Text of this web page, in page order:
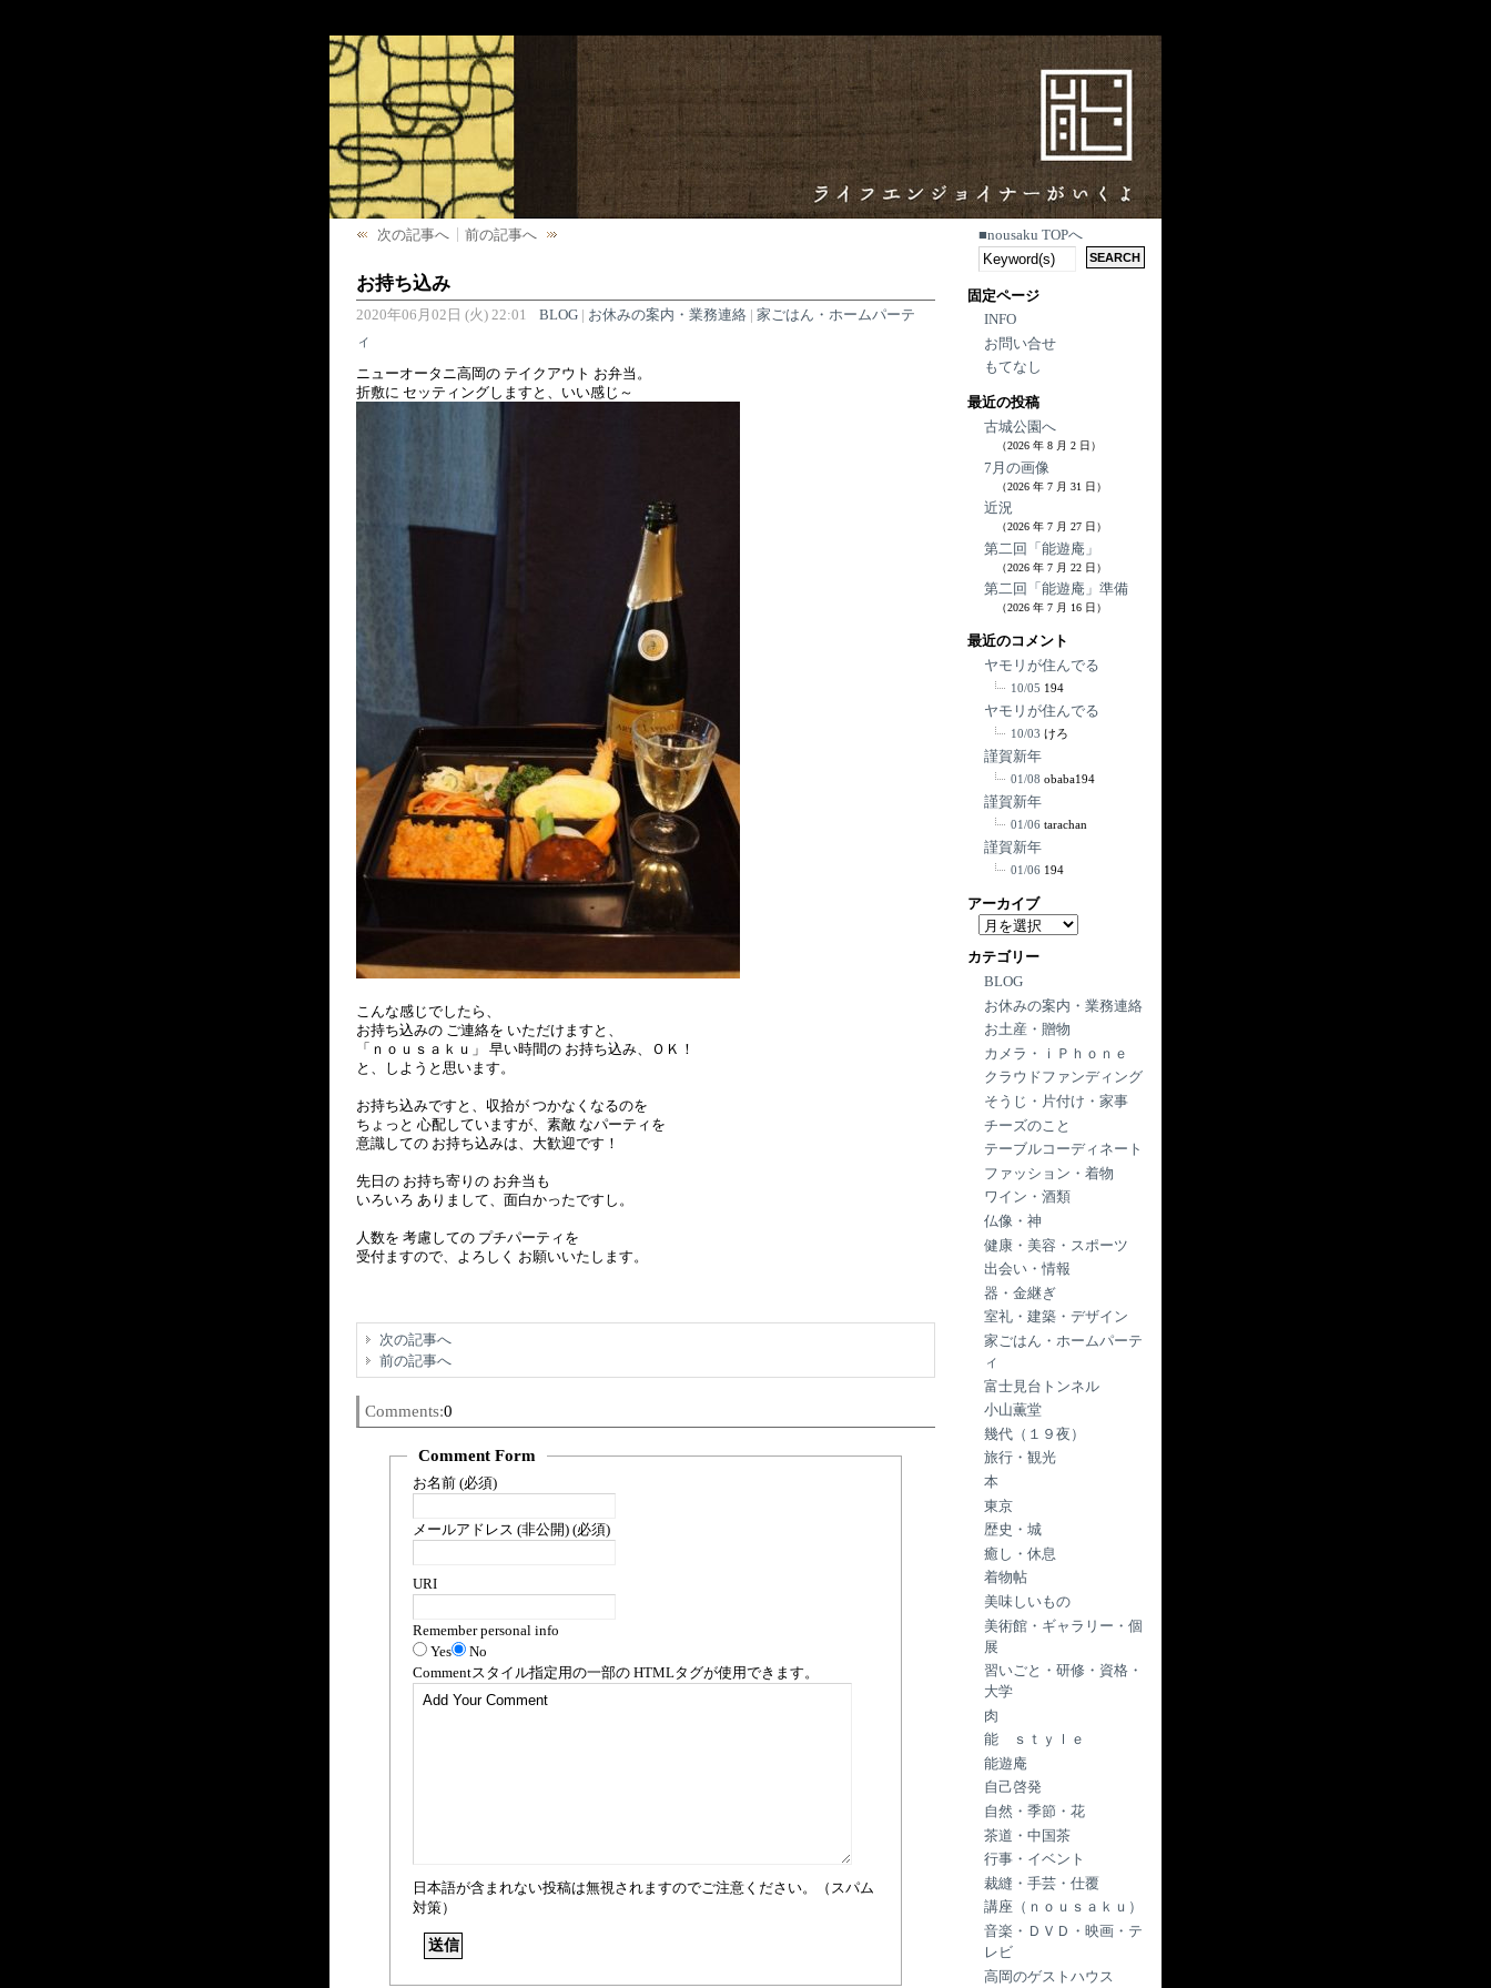
次の記事へ 前の記事へ
お持ち込み
2020年06月02日 (火) 22:01 BLOG| お休みの案内・業務連絡| 家ごはん・ホームパーテ
ィ
ニューオータニ高岡の テイクアウト お弁当。
折敷に セッティングしますと、いい感じ～
こんな感じでしたら、
お持ち込みの ご連絡を いただけますと、
「ｎｏｕｓａｋｕ」 早い時間の お持ち込み、ＯＫ！
と、しようと思います。
お持ち込みですと、収拾が つかなくなるのを
ちょっと 心配していますが、素敵 なパーティを
意識しての お持ち込みは、大歓迎です！
先日の お持ち寄りの お弁当も
いろいろ ありまして、面白かったですし。
人数を 考慮しての プチパーティを
受付ますので、よろしく お願いいたします。
次の記事へ
前の記事へ
Comments:0
Comment Form
お名前 (必須)
メールアドレス (非公開) (必須)
URI
Remember personal info
Yes
No
Commentスタイル指定用の一部の HTMLタグが使用できます。
日本語が含まれない投稿は無視されますのでご注意ください。（スパム
対策）
■nousaku TOPへ
固定ページ
INFO
お問い合せ
もてなし
最近の投稿
古城公園へ
（2026 年 8 月 2 日）
7月の画像
（2026 年 7 月 31 日）
近況
（2026 年 7 月 27 日）
第二回「能遊庵」
（2026 年 7 月 22 日）
第二回「能遊庵」準備
（2026 年 7 月 16 日）
最近のコメント
ヤモリが住んでる
10/05 194
ヤモリが住んでる
10/03 けろ
謹賀新年
01/08 obaba194
謹賀新年
01/06 tarachan
謹賀新年
01/06 194
アーカイブ
ア
カ
イ
ブ
カテゴリー
BLOG
お休みの案内・業務連絡
お土産・贈物
カメラ・ｉＰｈｏｎｅ
クラウドファンディング
そうじ・片付け・家事
チーズのこと
テーブルコーディネート
ファッション・着物
ワイン・酒類
仏像・神
健康・美容・スポーツ
出会い・情報
器・金継ぎ
室礼・建築・デザイン
家ごはん・ホームパーテ
ィ
富士見台トンネル
小山薫堂
幾代（１９夜）
旅行・観光
本
東京
歴史・城
癒し・休息
着物帖
美味しいもの
美術館・ギャラリー・個
展
習いごと・研修・資格・
大学
肉
能 ｓｔｙｌｅ
能遊庵
自己啓発
自然・季節・花
茶道・中国茶
行事・イベント
裁縫・手芸・仕覆
講座（ｎｏｕｓａｋｕ）
音楽・ＤＶＤ・映画・テ
レビ
高岡のゲストハウス